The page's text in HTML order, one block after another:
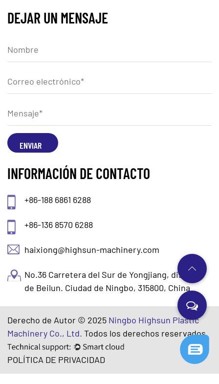
DEJAR UN MENSAJE
INFORMACIÓN DE CONTACTO
+86-188 6861 6288
+86-136 8570 6288
haixiong@highsun-machinery.com
No.36 Carretera del Sur de Yongjiang, distrito
de Beilun. Ciudad de Ningbo, 315800, China
Derecho de Autor © 2025 Ningbo Highsun Plastic
Machinery Co., Ltd. Todos los derechos reservados.
POLÍTICA DE PRIVACIDAD